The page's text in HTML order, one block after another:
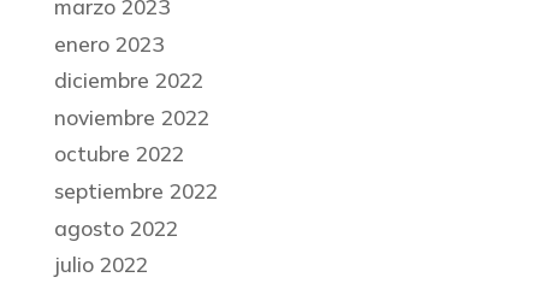
marzo 2023
enero 2023
diciembre 2022
noviembre 2022
octubre 2022
septiembre 2022
agosto 2022
julio 2022